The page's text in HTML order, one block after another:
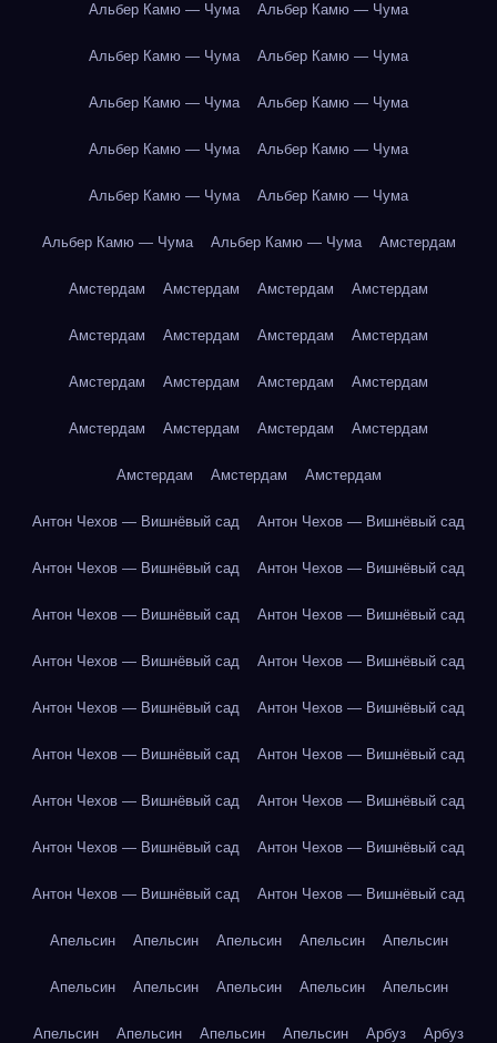
Альбер Камю — Чума Альбер Камю — Чума
Альбер Камю — Чума Альбер Камю — Чума
Альбер Камю — Чума Альбер Камю — Чума
Альбер Камю — Чума Альбер Камю — Чума
Альбер Камю — Чума Альбер Камю — Чума
Альбер Камю — Чума Альбер Камю — Чума Амстердам
Амстердам Амстердам Амстердам Амстердам
Амстердам Амстердам Амстердам Амстердам
Амстердам Амстердам Амстердам Амстердам
Амстердам Амстердам Амстердам Амстердам
Амстердам Амстердам Амстердам
Антон Чехов — Вишнёвый сад Антон Чехов — Вишнёвый сад
Антон Чехов — Вишнёвый сад Антон Чехов — Вишнёвый сад
Антон Чехов — Вишнёвый сад Антон Чехов — Вишнёвый сад
Антон Чехов — Вишнёвый сад Антон Чехов — Вишнёвый сад
Антон Чехов — Вишнёвый сад Антон Чехов — Вишнёвый сад
Антон Чехов — Вишнёвый сад Антон Чехов — Вишнёвый сад
Антон Чехов — Вишнёвый сад Антон Чехов — Вишнёвый сад
Антон Чехов — Вишнёвый сад Антон Чехов — Вишнёвый сад
Антон Чехов — Вишнёвый сад Антон Чехов — Вишнёвый сад
Апельсин Апельсин Апельсин Апельсин Апельсин
Апельсин Апельсин Апельсин Апельсин Апельсин
Апельсин Апельсин Апельсин Апельсин Арбуз Арбуз